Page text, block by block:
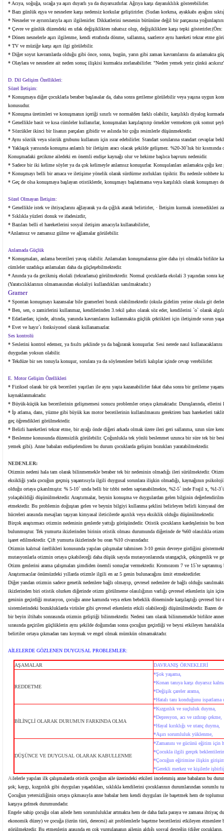
* Acıya, soğuğa, sıcağa ya aşırı duyarlı ya da duyarsızdırlar. Ağrıya karşı dayanıklılık gösterebilirler.
* Bazı günlük eşya ve nesnelere karşı nedensiz korkular geliştirirler. (Sudan korkma, ayakkabı ayağını
* Nesneler ve ayrıntılarıyla aşırı ilgilenirler. Dikkatlerini nesnenin bütününe değil bir parçasına
* Çevre ve günlük düzendeki en ufak değişiklikten rahatsız olup, değişikliklere karşı tepki gösterirler.(Örn:
* Dönen nesnelerle aşırı ilgilenme, kendi etrafında dönme, sallanma, saatlerce aynı hareketi tekrar etme
* TV ve müziğe karşı aşırı ilgi görülebilir.
* Diğer soyut kavramlarda olduğu gibi önce, sonra, bugün, yarın gibi zaman kavramlarını da anlamakta
* Olaylara ve nesnelere ait neden sonuç ilişkisi kurmakta zorlanabilirler. "Neden yemek yeriz çünkü
D. Dil Gelişim Özellikleri:
Sözel İletişim:
* Konuşmaya diğer çocuklarla beraber başlasalar da, daha sonra gerileme görülebilir veya yaşına uygun
konusudur.
* Konuşma üretimleri ve konuşmanın içeriği sınırlı ve normalden farklı olabilir, karşılıklı diyalog
* Genellikle basit ve kısa cümleler kullanırlar, konuşmaları karşılaştırıp örnekler vermekten çok somut
* Sözcükler ikinci bir lisanın parçaları gibidir ve aslında bir çoğu resimlerle düşünmektedir.
* Aynı sözcük veya sözcük grubunu kullanım için ısrar edebilirler. Standart sorularına standart cevaplar
* Yaklaşık yarısında konuşma anlamlı bir iletişim aracı olacak şekilde gelişmez. %20-30`luk bir
Konuşmadaki gecikme ailedeki en önemli endişe kaynağı olur ve hekime başlıca başvuru nedenidir.
* Sadece bir iki kelime söyler ya da çok kelimeyle anlamsız konuşurlar. Konuşulanları anlamakta çoğu kez
* Konuşmayı belli bir amaca ve iletişime yönelik olarak sürdürme zorlukları tipiktir. Bu nedenle sohbete
* Geç de olsa konuşmaya başlayan otistiklerde, konuşmayı başlatmama veya karşılıklı olarak konuşmayı
Sözel Olmayan İletişim:
* Genellikle istek ve ihtiyaçlarını ağlayarak ya da çığlık atarak belirtirler, · İletişim kurmak istemedikleri
* Sıklıkla yüzleri donuk ve ifadesizdir,
* Bazıları belli el hareketlerini sosyal iletişim amacıyla kullanabilirler,
*Anlamsız ve zamansız gülme ve ağlamalar görülebilir.
Anlamada Güçlük
* Konuşmaları, anlama becerileri yavaş olabilir. Anlamaları konuşmalarına göre daha iyi olmakla birlikte
cümleler uzadıkça anlamaları daha da güçleşebilmektedir.
* Anında ya da gecikmiş ekolali (tekrarlama) görülmektedir. Normal çocuklarda ekolali 3 yaşından sonra
(Yaratıcılıklarının olmamasından ekolaliyi kullandıkları sanılmaktadır.)
Gramer
* Spontan konuşmayı kazansalar bile gramerleri bozuk olabilmektedir (okula gidelim yerine okula git
* Ben, sen, o zamirlerini kullanmaz, kendilerinden 3.tekil şahıs olarak söz eder, kendilerini `o` olarak
* Edatlardan; içinde, altında, yanında kavramlarını kullanmakta güçlük çektikleri için iletişimde sorun
* Evet ve hayır`ı fonksiyonel olarak kullanamazlar.
Ses kontrolü
* Seslerini kontrol edemez, ya fısıltı şeklinde ya da bağırarak konuşurlar. Sesi nerede nasıl
duygudan yoksun olabilir.
* Tekdüze bir ses tonuyla konuşur, sorulara ya da söylenenlere belirli kalıplar içinde cevap verebilirler.
E. Motor Gelişim Özellikleri
* Fiziksel olarak bir çok becerileri yaşıtları ile aynı yaşta kazanabilirler fakat daha sonra bir gerileme
kaynaklanmaktadır.
* Büyük-küçük kas becerilerinin gelişmemesi sonucu problemler ortaya çıkmaktadır. Duruşlarında,
* İp atlama, dans, yüzme gibi büyük kas motor becerilerinin kullanılmasını gerektiren bazı hareketleri
geç öğrendikleri görülmektedir.
* Belirli hareketleri tekrar etme, bir ayağı önde diğeri arkada olmak üzere ileri geri sallanma, uzun süre
* Beslenme konusunda düzensizlik görülebilir. Çoğunlukla tek yönlü beslenmet uzunca bir süre tek bir
yemek gibi). Anne babaları endişelendiren bu durum çocuklarda gelişim bozukları yaratabilmektedir.
NEDENLER:
Otizmin nedeni hala tam olarak bilinmemekle beraber tek bir nedeninin olmadığı ileri sürülmektedir.
eksikliği yada çocuğun geçmiş yaşantısıyla ilgili duygusal sorunlara ilişkin olmadığı, kaynağının
olduğu ortaya çıkarılmıştır. % 5-10` unda belli bir tıbbi neden saptanabilmekte, %2-5` inde Frajil x, %1-
yolaçabildiği düşünülmektedir. Araştırmalar, beynin konuşma ve duygulardan gelen bilginin
etmektedir. Bu problemin doğuştan gelen ve beynin bilgiyi kullanma şeklini belirleyen belirli kimyasal
hücreleri arasında mesajları taşıyan kimyasal ileticilerde aşırılık veya eksiklik olduğu düşünülmektedir.
Birçok araştırmacı otizmin nedeninin genlerde yattığı görüşündedir. Otistik çocukların kardeşlerinin bu
bulunmuştur. Tek yumurta ikizlerinden birinin otistik olması durumunda diğerinde de %60 olasılıkla
işaret edilmektedir. Çift yumurta ikizlerinde bu oran %10 civarındadır.
Otizmin kalıtsal özellikleri konusunda yapılan çalışmalar tahminen 3-10 genin devreye girdiğini
mutasyonlarla otizmin ortaya çıkabileceği daha düşük sayıda mutasyonlarında utangaçlık, çekingenlik ve
Otizm genlerini arama çalışmaları şimdiden önemli sonuçlar vermektedir. Kromozom 7 ve 15`te
Araştırmacılar önümüzdeki yıllarda otizmle ilgili en az 5 genin bulunacağını ümit etmektedirler.
Diğer yandan otizmin sadece genetik nedenlere bağlı olmayıp, çevresel nedenlere de bağlı olduğu
ikizlerinden biri otistik olurken diğerinde otizm görülmeme olasılığının varlığı çevresel etkenlerin işin
geninin geçirdiği mutasyon, çocuğu anne karnında veya erken bebeklik döneminde karşılaştığı çevresel bir
sistemlerindeki bozukluklarda virüsler gibi çevresel etkenlerin etkili olabileceği düşünülmektedir. Bazen de
bir beyin iltihabı sonrasında otizmin geliştiği bilinmektedir. Nedeni tam olarak bilinmemekle birlikte
sırasında geçirilen güçlüklerin aynı şekilde doğumdan sonra çocuğun geçirdiği ve beyni etkileyen
belirtiler ortaya çıkmadan tanı koymak ve engel olmak mümkün olmamaktadır.
AİLELERDE GÖZLENEN DUYGUSAL PROBLEMLER:
AŞAMALAR DAVRANIŞ ÖRNEKLERİ
REDDETME
*Şok yaşama,
*Konan tanıya karşı duyarsız
*Değişik çareler arama,
*Hatalı tanı konduğunu ispatlama
BİLİNÇLİ OLARAK DURUMUN FARKINDA OLMA
*Kızgınlık ve suçluluk duyma,
*Depresyon, acı ve ızdırap çekme,
*Hayal kırıklığı ve utanç duyma,
*Aşırı sorumluluk yüklenme,
DÜŞÜNCE VE DUYGUSAL OLARAK KABULLENME
*Zamanını ve gücünü eğitim için
*Çocukla ilgili gerçek
*Çocuğun eğitimine ilişkin
*Gerekli merkez ve kişilerle
Ailelerle yapılan ilk çalışmalarda otistik çocuğun aile üzerindeki etkileri incelenmiş anne babaların bu
şok; kaygı, kızgınlık gibi duyguları yaşadıkları, sıklıkla kendilerini çocuklarının durumlarından
Çocuğun yetersizliğinin ortaya çıkmasıyla anne babalar hem kendi duyguları ile başetmek hem de
karşıya gelmek durumundadır.
Engele sahip çocuğu olan ailede hem sorumluluklar artmakta hem de daha fazla paraya ve zamana ihtiyaç
ekonomik düzey) ve çocuğa (özrün türü, derecesi) ait problemlerle başetme becerilerini etkileyen
görülmektedir. Bu etmenlerin arasında en çok vurgulananın ailenin aldığı sosyal desteğin (diğer